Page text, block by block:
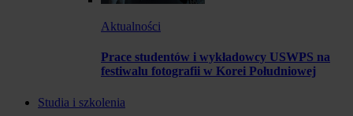
Aktualności
Prace studentów i wykładowcy USWPS na
festiwalu fotografii w Korei Południowej
Studia i szkolenia